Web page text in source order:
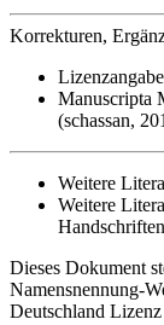
Korrekturen,
Manuscripta
(schassan,
Weitere
Weitere
Dieses Dokument
Namensnennung-
Deutschland